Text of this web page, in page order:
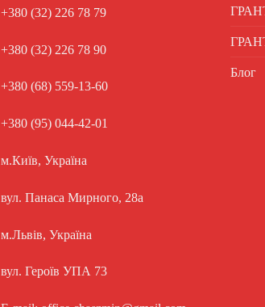
+380 (32) 226 78 79
+380 (32) 226 78 90
+380 (68) 559-13-60
+380 (95) 044-42-01
м.Київ, Україна
вул. Панаса Мирного, 28а
м.Львів, Україна
вул. Героїв УПА 73
Блог